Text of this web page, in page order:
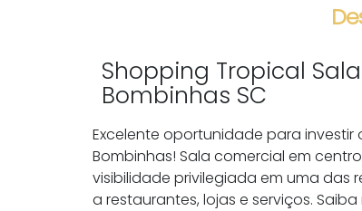
Shopping Tropical
Bombinhas SC
Excelente oportunidade para
Bombinhas! Sala comercial em
visibilidade privilegiada em uma das
a restaurantes, lojas e serviços. Saiba